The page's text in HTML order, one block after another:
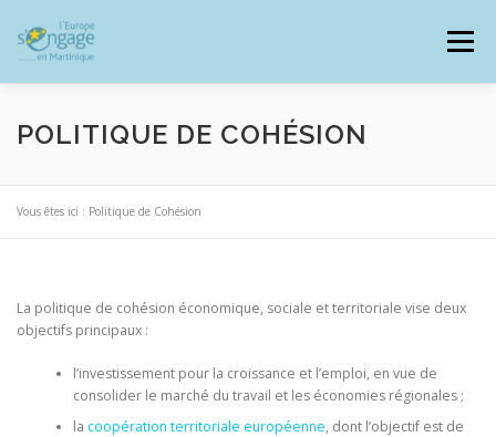
contenu
Menu
PROGRAMMES J’AI UN PROJET
RESSOURCES DOCUMENTAIRES ZOOM EUROPE
POLITIQUE DE COHÉSION
Vous êtes ici : Politique de Cohésion
La politique de cohésion économique, sociale et territoriale vise deux
objectifs principaux :
l’investissement pour la croissance et l’emploi, en vue de
consolider le marché du travail et les économies régionales ;
la coopération territoriale européenne, dont l’objectif est de